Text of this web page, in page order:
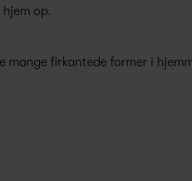
op.
firkantede former i